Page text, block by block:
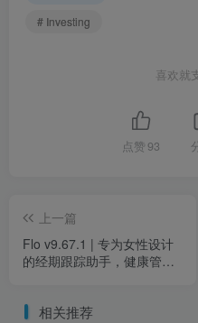
# Investing
喜欢就
点赞 93
上一篇
Flo v9.67.1 | 专为女性设计
的经期跟踪助手，健康管理
相关推荐